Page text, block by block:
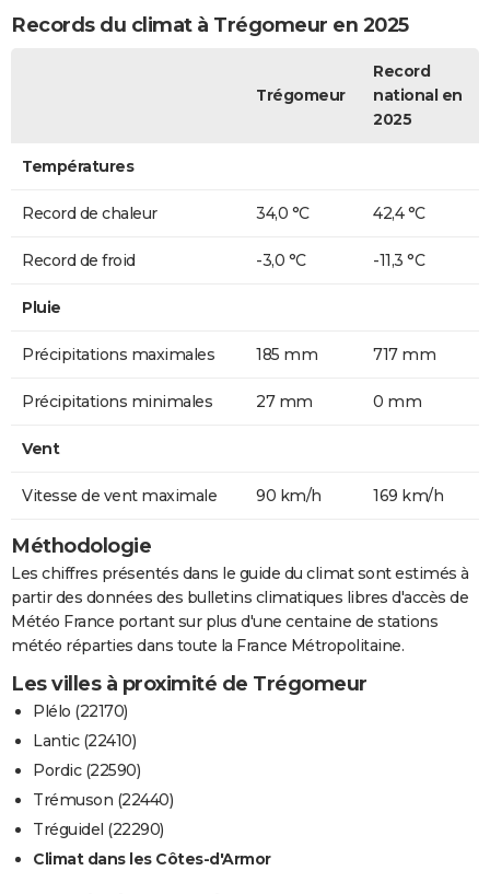
Records du climat à Trégomeur en 2025
Trégomeur
Record
national en
2025
Températures
Record de chaleur 34,0 °C 42,4 °C
Record de froid -3,0 °C -11,3 °C
Pluie
Précipitations maximales 185 mm 717 mm
Précipitations minimales 27 mm 0 mm
Vent
Vitesse de vent maximale 90 km/h 169 km/h
Méthodologie
Les chiffres présentés dans le guide du climat sont estimés à
partir des données des bulletins climatiques libres d'accès de
Météo France portant sur plus d'une centaine de stations
météo réparties dans toute la France Métropolitaine.
Les villes à proximité de Trégomeur
Plélo (22170)
Lantic (22410)
Pordic (22590)
Trémuson (22440)
Tréguidel (22290)
Climat dans les Côtes-d'Armor